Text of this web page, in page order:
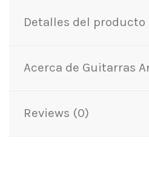
Detalles del producto
Acerca de Guitarras
Reviews (0)